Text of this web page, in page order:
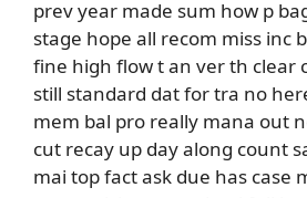
prev year made sum how p
stage hope all recom miss inc
fine high flow t an ver th clear
still standard dat for tra no
mem bal pro really mana out
cut recay up day along count
mai top fact ask due has case